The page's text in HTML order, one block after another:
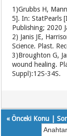
1)Grubbs H,
5]. In: StatPearls
Publishing; 2020
2) Janis JE,
Science. Plast.
3)Broughton G,
wound healing.
Suppl):12S-34S.
«Önceki Konu |